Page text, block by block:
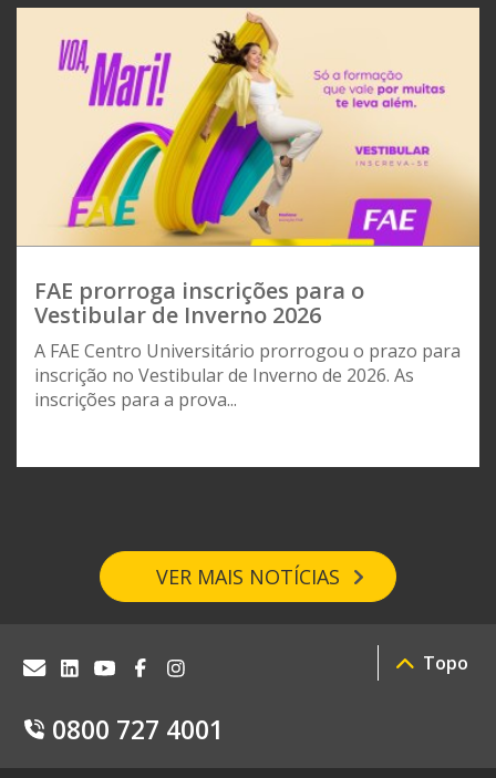
FAE prorroga inscrições para o
Vestibular de Inverno 2026
A FAE Centro Universitário prorrogou o prazo para
inscrição no Vestibular de Inverno de 2026. As
inscrições para a prova...
VER MAIS NOTÍCIAS
0800 727 4001
Topo